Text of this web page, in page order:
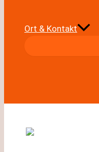
Ort & Kontakt